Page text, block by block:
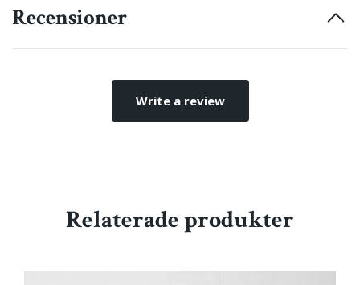
Recensioner
Write a review
Relaterade produkter